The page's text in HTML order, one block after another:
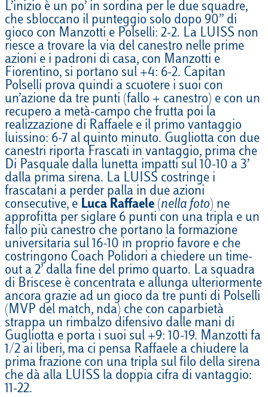
L’inizio è un po’ in sordina per le due squadre,
che sbloccano il punteggio solo dopo 90’’ di
gioco con Manzotti e Polselli: 2-2. La LUISS non
riesce a trovare la via del canestro nelle prime
azioni e i padroni di casa, con Manzotti e
Fiorentino, si portano sul +4: 6-2. Capitan
Polselli prova quindi a scuotere i suoi con
un’azione da tre punti (fallo + canestro) e con un
recupero a metà-campo che frutta poi la
realizzazione di Raffaele e il primo vantaggio
luissino: 6-7 al quinto minuto. Gugliotta con due
canestri riporta Frascati in vantaggio, prima che
Di Pasquale dalla lunetta impatti sul 10-10 a 3’
dalla prima sirena. La LUISS costringe i
frascatani a perder palla in due azioni
consecutive, e Luca Raffaele (nella foto) ne
approfitta per siglare 6 punti con una tripla e un
fallo più canestro che portano la formazione
universitaria sul 16-10 in proprio favore e che
costringono Coach Polidori a chiedere un time-
out a 2’ dalla fine del primo quarto. La squadra
di Briscese è concentrata e allunga ulteriormente
ancora grazie ad un gioco da tre punti di Polselli
(MVP del match, nda) che con caparbietà
strappa un rimbalzo difensivo dalle mani di
Gugliotta e porta i suoi sul +9: 10-19. Manzotti fa
1/2 ai liberi, ma ci pensa Raffaele a chiudere la
prima frazione con una tripla sul filo della sirena
che dà alla LUISS la doppia cifra di vantaggio:
11-22.